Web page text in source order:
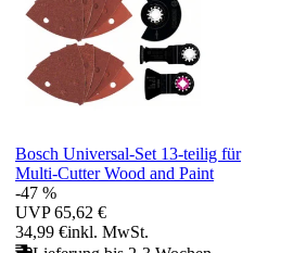
Bosch Universal-Set 13-teilig für
Multi-Cutter Wood and Paint
-47 %
UVP 65,62 €
34,99 €inkl. MwSt.